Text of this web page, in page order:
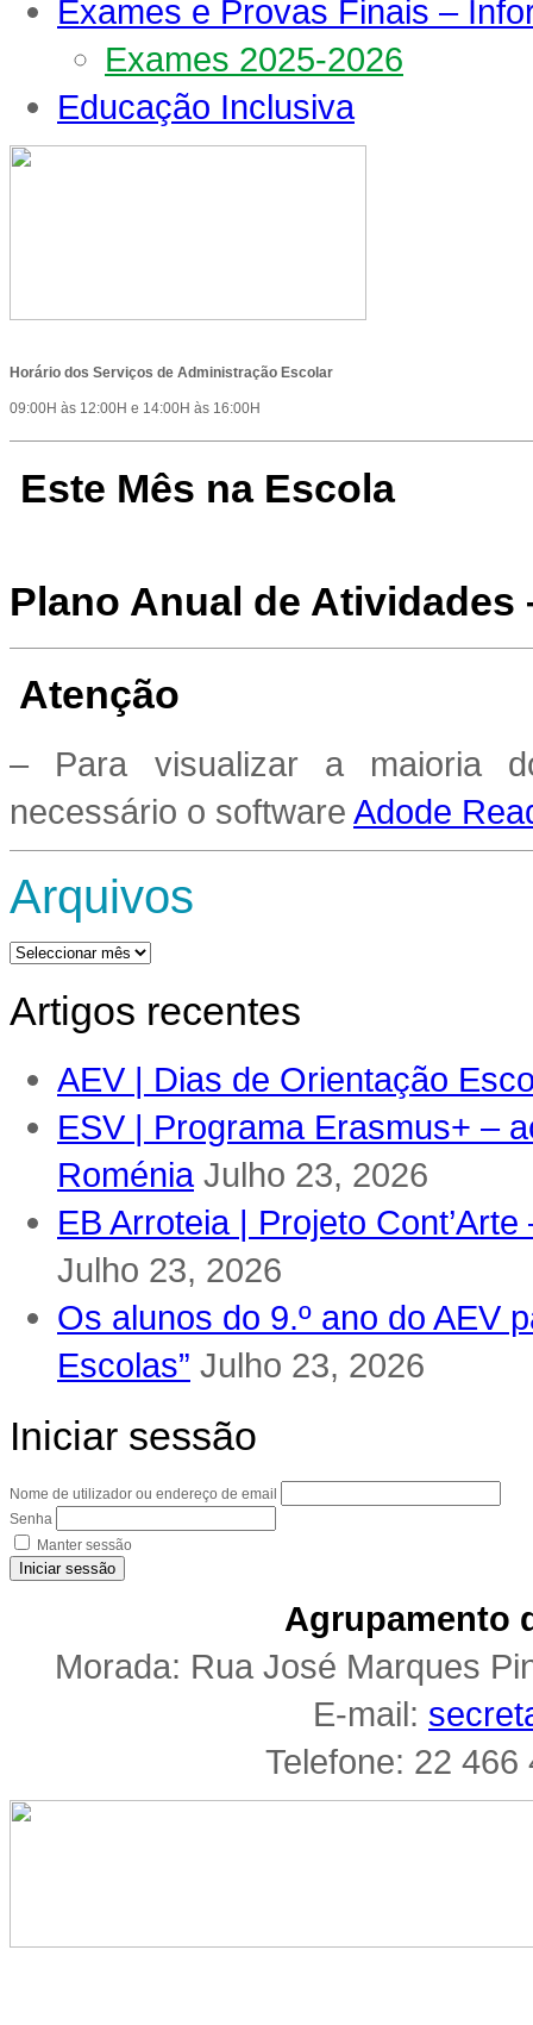
Exames e Provas Finais –
Exames 2025-2026
Educação Inclusiva
Horário dos Serviços de Administração Escolar
09:00H às 12:00H e 14:00H às 16:00H
Este Mês na Escola
Plano Anual de Atividades
Atenção
– Para visualizar a maioria
necessário o software Adode
Arquivos
Arquivos
Artigos recentes
AEV | Dias de Orientação
ESV | Programa Erasmus+ –
Roménia Julho 23, 2026
EB Arroteia | Projeto
Julho 23, 2026
Os alunos do 9.º ano do AEV
Escolas” Julho 23, 2026
Iniciar sessão
Nome de utilizador ou endereço de email
Senha
Manter sessão
Iniciar sessão
Agrupamento
Morada: Rua José Marques
E-mail:
Telefone: 22